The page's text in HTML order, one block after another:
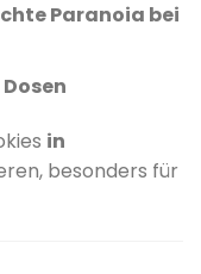
Paranoia bei
in
besonders für